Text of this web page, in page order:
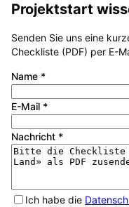
Projektstart
Senden Sie uns eine
Checkliste (PDF) per E-
Name *
E-Mail *
Nachricht *
Ich habe die